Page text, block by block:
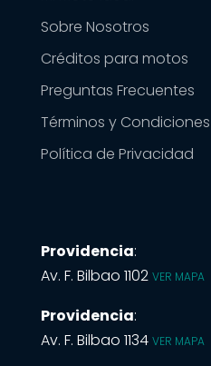
Sobre Nosotros
Créditos para motos
Preguntas Frecuentes
Términos y Condiciones
Política de Privacidad
Providencia:
Av. F. Bilbao 1102 VER MAPA
Providencia:
Av. F. Bilbao 1134 VER MAPA